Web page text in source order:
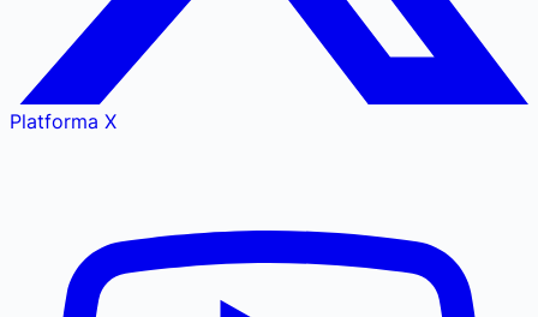
Platforma X